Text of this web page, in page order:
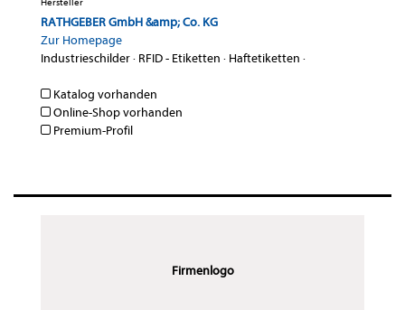
Hersteller
RATHGEBER GmbH &amp; Co. KG
Zur Homepage
Industrieschilder· RFID - Etiketten · Haftetiketten ·
Katalog vorhanden
Online-Shop vorhanden
Premium-Profil
Firmenlogo